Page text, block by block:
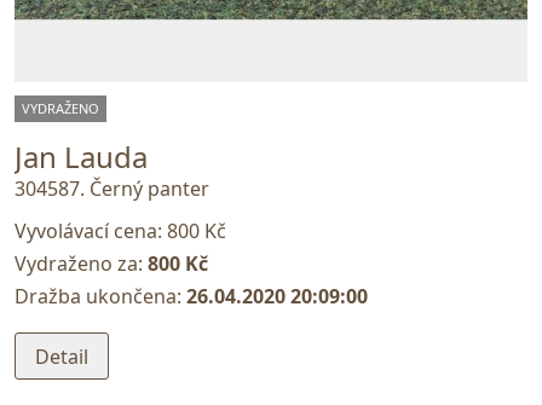
VYDRAŽENO
Jan Lauda
304587. Černý panter
Vyvolávací cena: 800 Kč
Vydraženo za: 800 Kč
Dražba ukončena: 26.04.2020 20:09:00
Detail